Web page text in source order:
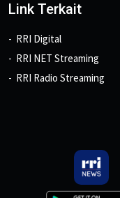
Link Terkait
RRI Digital
RRI NET Streaming
RRI Radio Streaming